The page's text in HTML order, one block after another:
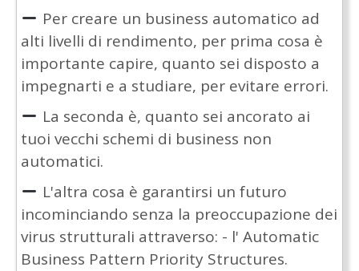
Per creare un business automatico ad
alti livelli di rendimento, per prima cosa è
importante capire, quanto sei disposto a
impegnarti e a studiare, per evitare errori.
La seconda è, quanto sei ancorato ai
tuoi vecchi schemi di business non
automatici.
L'altra cosa è garantirsi un futuro
incominciando senza la preoccupazione dei
virus strutturali attraverso: - l' Automatic
Business Pattern Priority Structures.